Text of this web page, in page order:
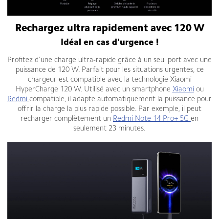
Rechargez ultra rapidement avec 120 W
Idéal en cas d'urgence !
Profitez d'une charge ultra-rapide grâce à un seul port avec une
puissance de 120 W. Parfait pour les situations urgentes, ce
chargeur est compatible avec la technologie Xiaomi
HyperCharge 120 W. Utilisé avec un smartphone Xiaomi ou
Redmi compatible, il adapte automatiquement la puissance pour
offrir la charge la plus rapide possible. Par exemple, il peut
recharger complètement un Redmi Note 14 Pro+ 5G en
seulement 23 minutes.